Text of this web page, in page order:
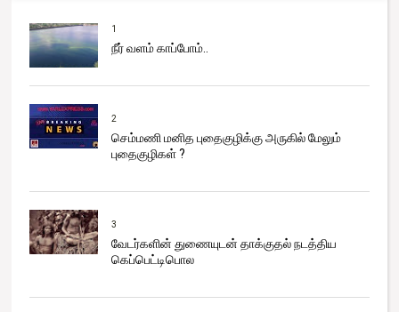
1
நீர் வளம் காப்போம்..
2
செம்மணி மனித புதைகுழிக்கு அருகில் மேலும்
புதைகுழிகள் ?
3
வேடர்களின் துணையுடன் தாக்குதல் நடத்திய
கெப்பெட்டிபொல